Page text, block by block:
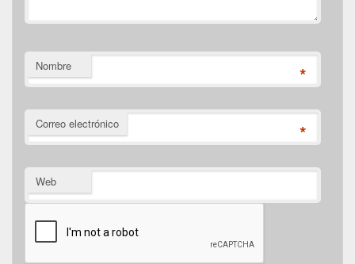
Nombre *
Correo electrónico *
Web